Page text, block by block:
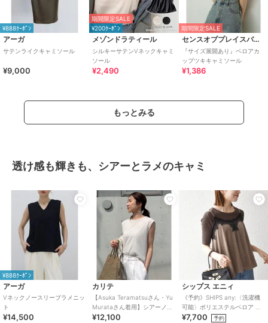
¥888ｸｰﾎﾟﾝ
アーガ
サテンライクキャミソール
¥9,000
期間限定SALE
¥200ｸｰﾎﾟﾝ
メゾンドラティール
シルキーサテンVネックキャミ
ソール
¥2,490
期間限定SALE
センスオブプレイスバイアーバンリサーチ
『サイズ展開あり』ベロアカ
ップツキキャミソール
¥1,386
もっとみる
透け感も輝きも、シアーとラメのキャミ
¥888ｸｰﾎﾟﾝ
アーガ
Vネックノースリーブラメニッ
ト
¥14,500
カリテ
【Asuka Teramatsuさん・Yu
Murataさん着用】シアーノー
スリ
¥12,100
シップス エニィ
《予約》SHIPS any:〈洗濯機
可能〉ポリエステルベロア ラ
メ ドット レース キャミ
¥7,700 予約